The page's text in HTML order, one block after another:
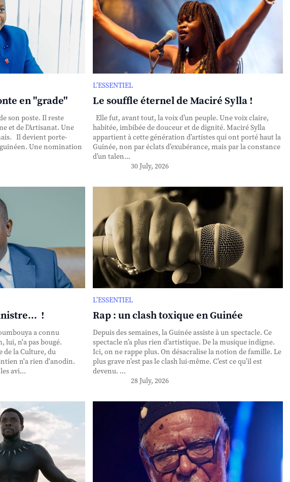
en "grade"
son poste. Il reste
et de l'Artisanat. Une
Il devient porte-
Une nomination
L’ESSENTIEL
Le souffle éternel de Maciré Sylla !
Elle fut, avant tout, la voix d’un peuple. Une voix claire,
habitée, imbibée de douceur et de dignité. Maciré Sylla
appartient à cette génération d’artistes qui ont porté haut la
Guinée, non par éclats d’exubérance, mais par la constance
d’un talen...
30 July, 2026
!
a connu
lui, n'a pas bougé.
de la Culture, du
n'a rien d'anodin.
avi...
L’ESSENTIEL
Rap : un clash toxique en Guinée
Depuis des semaines, la Guinée assiste à un spectacle. Ce
spectacle n’a plus rien d’artistique. De la musique indigne.
Ici, on ne rappe plus. On désacralise la notion de famille. Le
plus grave n’est pas le clash lui-même. C’est ce qu’il est
devenu. ...
28 July, 2026